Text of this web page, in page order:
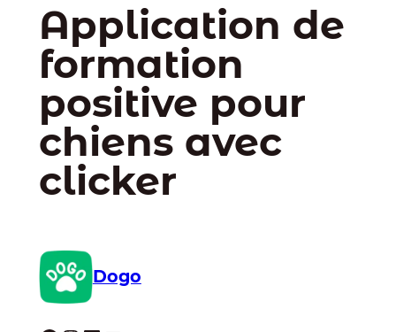
Application de
formation
positive pour
chiens avec
clicker
Dogo